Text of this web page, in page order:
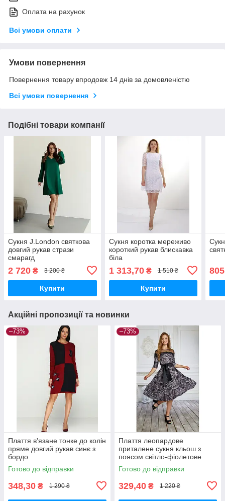
Оплата на рахунок
Всі умови оплати
Умови повернення
Повернення товару впродовж 14 днів за домовленістю
Всі умови повернення
Подібні товари компанії
Сукня J.London святкова
довгий рукав стрази
смарагд
2 720 ₴ 3 200 ₴
Купити
Сукня коротка мереживо
короткий рукав блискавка
біла
1 313,70₴ 1 510 ₴
Купити
Акційні пропозиції та новинки
–73%
Плаття в'язане тонке до колін
пряме довгий рукав синє з
бордо
Готово до відправки
348,30 ₴ 1 290 ₴
–73%
Плаття леопардове
приталене сукня кльош з
поясом світло-фіолетове
Готово до відправки
329,40 ₴ 1 220 ₴